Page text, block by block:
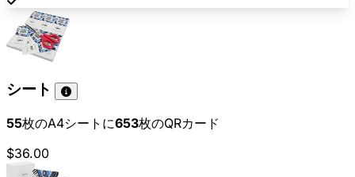
シート
55枚のA4シートに653枚のQRカード
$36.00